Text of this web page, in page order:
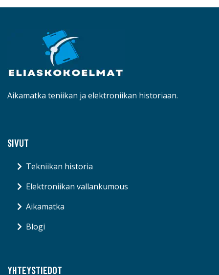
Aikamatka teniikan ja elektroniikan historiaan.
SIVUT
Tekniikan historia
Elektroniikan vallankumous
Aikamatka
Blogi
YHTEYSTIEDOT